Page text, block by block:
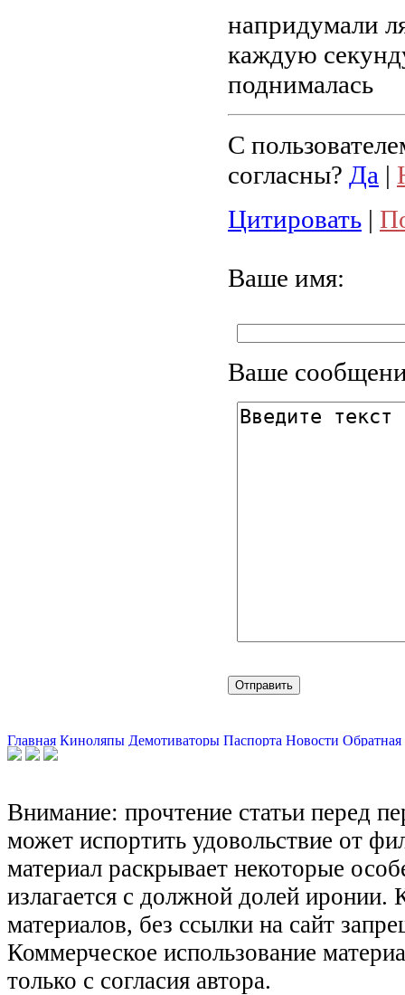
напридумали
каждую
поднималась
С
согласны? Да |
Цитировать |
Ваше имя:
Ваше
Главная Киноляпы Демотиваторы Паспорта Новости Обратная
Внимание: прочтение статьи перед
может испортить удовольствие от
материал раскрывает некоторые
излагается с должной долей иронии.
материалов, без ссылки на сайт
Коммерческое использование
только с согласия автора.